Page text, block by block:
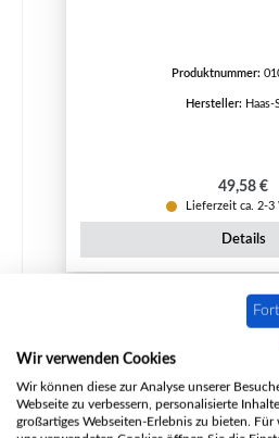
Produktnummer:
Hersteller: Haas-
Regulärer
49,58 €
Lieferzeit ca. 2-3
Details
Wir verwenden Cookies
Wir können diese zur Analyse unserer
Webseite zu verbessern, personalisierte
großartiges Webseiten-Erlebnis zu bieten.